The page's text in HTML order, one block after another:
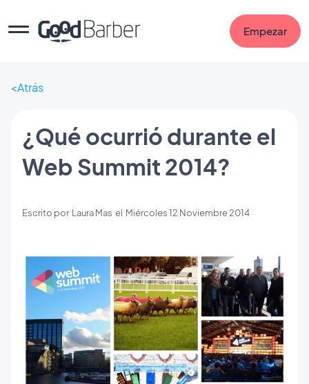
Empezar
Atrás
¿Qué ocurrió durante el
Web Summit 2014?
Escrito por Laura Mas el Miércoles 12 Noviembre 2014